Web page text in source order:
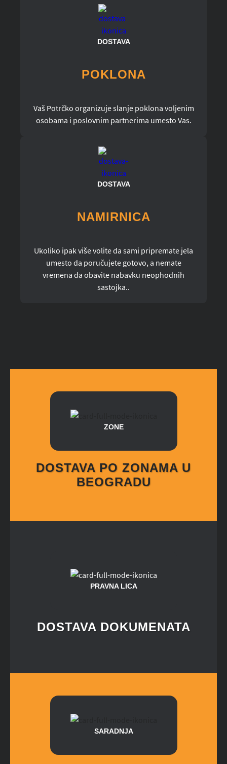
DOSTAVA
POKLONA
Vaš Potrčko organizuje slanje poklona voljenim
osobama i poslovnim partnerima umesto Vas.
DOSTAVA
NAMIRNICA
Ukoliko ipak više volite da sami pripremate jela
umesto da poručujete gotovo, a nemate
vremena da obavite nabavku neophodnih
sastojka..
ZONE
DOSTAVA PO ZONAMA U
BEOGRADU
PRAVNA LICA
DOSTAVA DOKUMENATA
SARADNJA